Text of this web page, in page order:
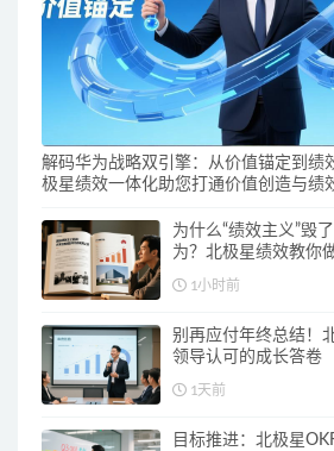
解码华为战略双引擎：从价值锚定到绩
极星绩效一体化助您打通价值创造与绩
为什么“绩效主义”毁
为？北极星绩效教你
1小时前
别再应付年终总结！
领导认可的成长答卷
1天前
目标推进：北极星